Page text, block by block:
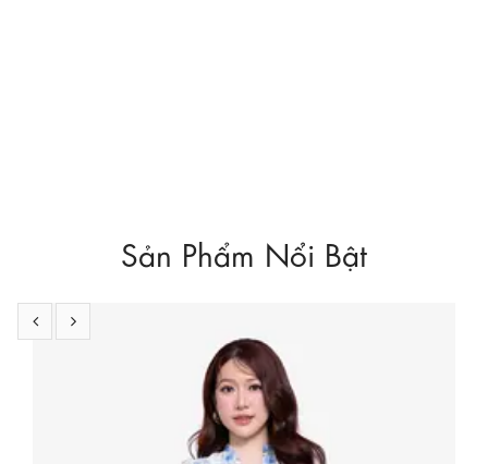
Sản Phẩm Nổi Bật